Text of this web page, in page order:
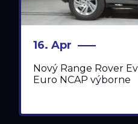
16. Apr
Nový Range Rover
Euro NCAP výborne